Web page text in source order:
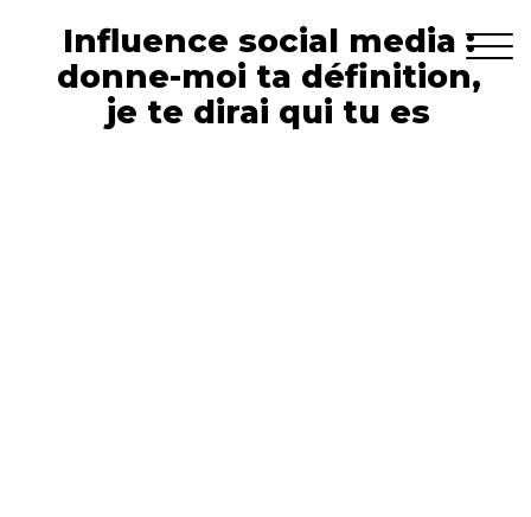
Influence social media :
donne-moi ta définition,
je te dirai qui tu es